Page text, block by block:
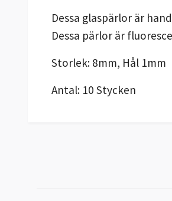
Dessa glaspärlor är
Dessa pärlor är
Storlek: 8mm, Hål 1mm
Antal: 10 Stycken